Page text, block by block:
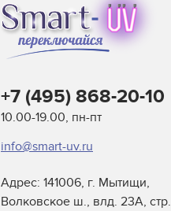
+7 (495) 868-20-10
10.00-19.00, пн-пт
info@smart-uv.ru
Адрес: 141006, г. Мытищи,
Волковское ш., влд. 23А, стр.